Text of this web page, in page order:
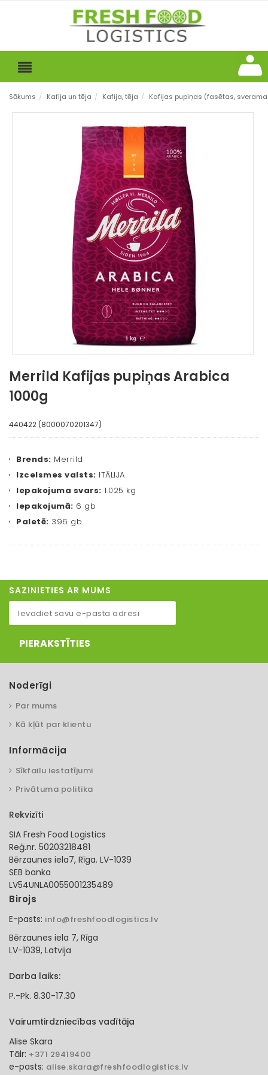
Sākums / Kafija un tēja / Kafija, tēja / Kafijas pupiņas (fasētas,
Merrild Kafijas pupiņas Arabica
1000g
440422 (8000070201347)
Brends: Merrild
Izcelsmes valsts: ITĀLIJA
Iepakojuma svars: 1.025 kg
Iepakojumā: 6 gb
Paletē: 396 gb
SAZINIETIES AR MUMS
PIERAKSTĪTIES
Noderīgi
Par mums
Kā kļūt par klientu
Informācija
Sīkfailu iestatījumi
Privātuma politika
Rekvizīti
SIA Fresh Food Logistics
Reģ.nr. 50203218481
Bērzaunes iela7, Rīga. LV-1039
SEB banka
LV54UNLA0055001235489
Birojs
E-pasts: info@freshfoodlogistics.lv
Bērzaunes iela 7, Rīga
LV-1039, Latvija
Darba laiks:
P.-Pk. 8.30-17.30
Vairumtirdzniecības vadītāja
Alise Skara
Tālr: +371 29419400
e-pasts: alise.skara@freshfoodlogistics.lv